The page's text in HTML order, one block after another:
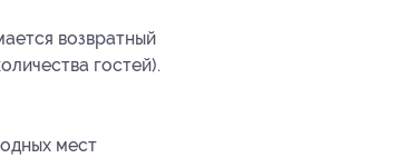
возвратный
гостей).
мест